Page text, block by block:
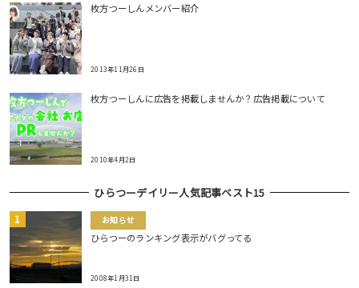
枚方つーしんメンバー紹介
2013年11月26日
枚方つーしんに広告を掲載しませんか？広告掲載について
2010年4月2日
ひらつーデイリー人気記事ベスト15
お知らせ
ひらつーのランキング表示がバグってる
2008年1月31日